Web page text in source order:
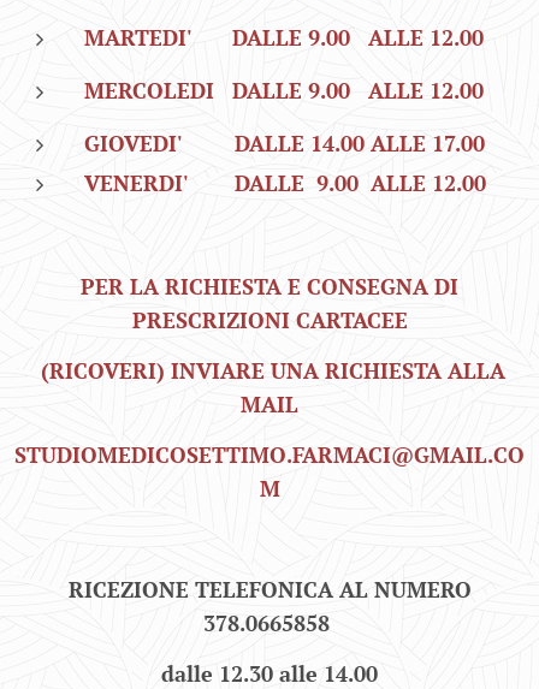
MARTEDI' DALLE 9.00 ALLE 12.00
MERCOLEDI DALLE 9.00 ALLE 12.00
GIOVEDI' DALLE 14.00 ALLE 17.00
VENERDI' DALLE 9.00 ALLE 12.00
PER LA RICHIESTA E CONSEGNA DI
PRESCRIZIONI CARTACEE
(RICOVERI) INVIARE UNA RICHIESTA ALLA
MAIL
STUDIOMEDICOSETTIMO.FARMACI@GMAIL.CO
M
RICEZIONE TELEFONICA AL NUMERO
378.0665858
dalle 12.30 alle 14.00